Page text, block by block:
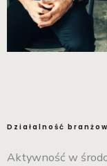
Działalność
Aktywność w